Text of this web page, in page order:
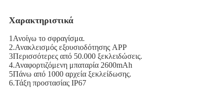
Χαρακτηριστικά
1Ανοίγω το σφραγίσμα.
2.Ανακλεισμός εξουσιοδότησης APP
3Περισσότερες από 50.000 ξεκλειδώσεις.
4.Αναφορτιζόμενη μπαταρία 2600mAh
5Πάνω από 1000 αρχεία ξεκλείδωσης.
6.Τάξη προστασίας IP67